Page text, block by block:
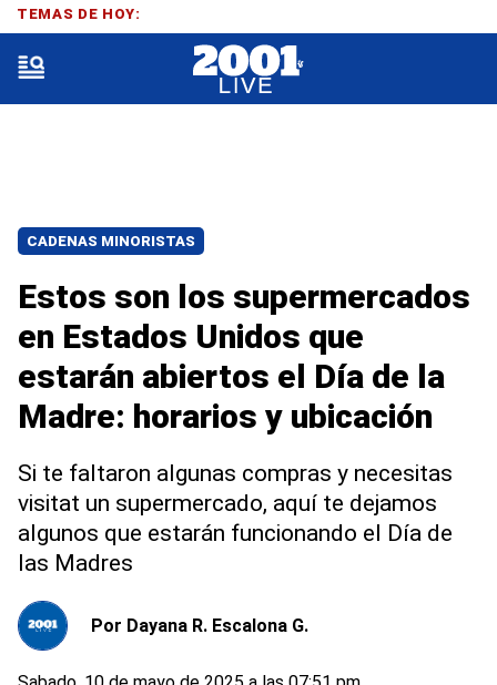
CADENAS MINORISTAS
Estos son los supermercados
en Estados Unidos que
estarán abiertos el Día de la
Madre: horarios y ubicación
Si te faltaron algunas compras y necesitas
visitat un supermercado, aquí te dejamos
algunos que estarán funcionando el Día de
las Madres
Por Dayana R. Escalona G.
TEMAS DE HOY: